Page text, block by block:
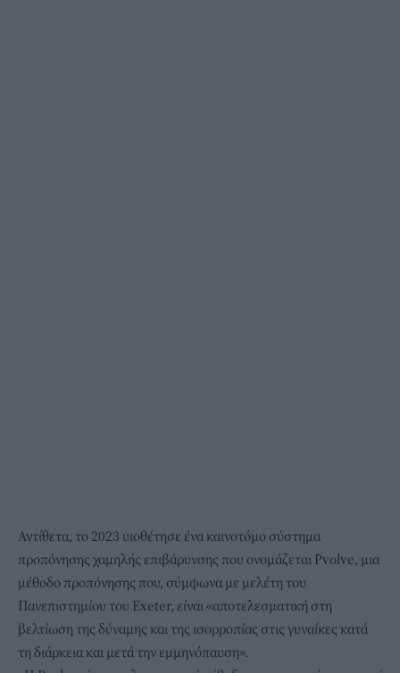
Αντίθετα, το 2023 υιοθέτησε ένα καινοτόμο σύστημα
προπόνησης χαμηλής επιβάρυνσης που ονομάζεται Pvolve, μια
μέθοδο προπόνησης που, σύμφωνα με μελέτη του
Πανεπιστημίου του Exeter, είναι «αποτελεσματική στη
βελτίωση της δύναμης και της ισορροπίας στις γυναίκες κατά
τη διάρκεια και μετά την εμμηνόπαυση».